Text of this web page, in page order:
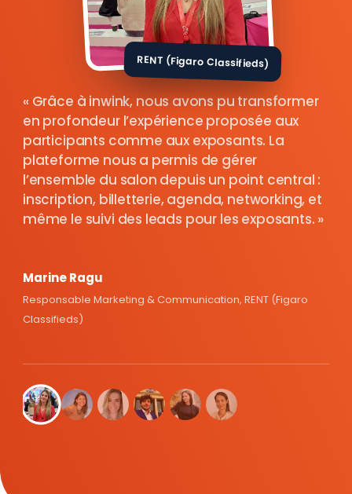
RENT (Figaro Classifieds)
Grâce à inwink, nous avons pu transformer
en profondeur l’expérience proposée aux
participants comme aux exposants. La
plateforme nous a permis de gérer
l’ensemble du salon depuis un point central :
inscription, billetterie, agenda, networking, et
même le suivi des leads pour les exposants.
Marine Ragu
Responsable Marketing & Communication, RENT (Figaro
Classifieds)